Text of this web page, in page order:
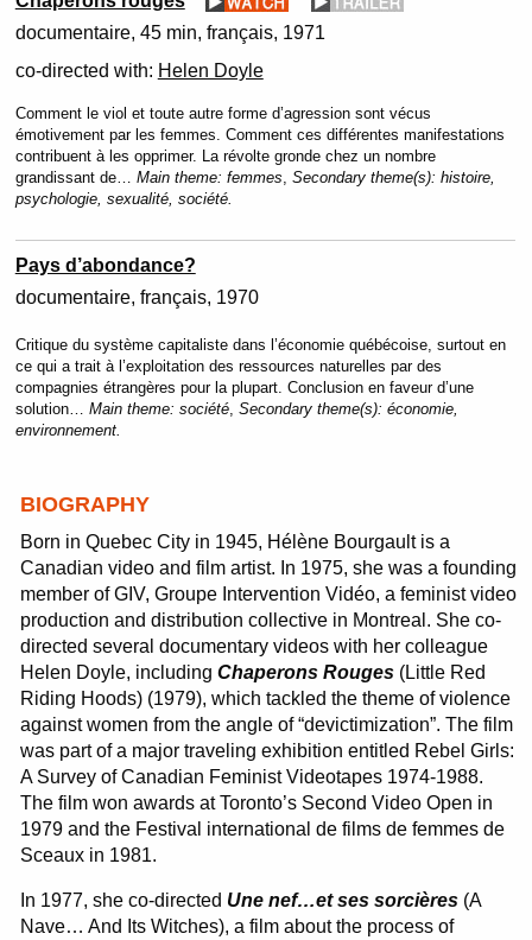
documentaire 45 min français 1971
co-directed with: Helen Doyle
Comment le viol et toute autre forme d’agression sont vécus
émotivement par les femmes. Comment ces différentes manifestations
contribuent à les opprimer. La révolte gronde chez un nombre
grandissant de… Main theme: femmes, Secondary theme(s): histoire,
psychologie, sexualité, société.
Pays d’abondance?
documentaire français 1970
Critique du système capitaliste dans l’économie québécoise, surtout en
ce qui a trait à l’exploitation des ressources naturelles par des
compagnies étrangères pour la plupart. Conclusion en faveur d’une
solution… Main theme: société, Secondary theme(s): économie,
environnement.
BIOGRAPHY
Born in Quebec City in 1945, Hélène Bourgault is a
Canadian video and film artist. In 1975, she was a founding
member of GIV, Groupe Intervention Vidéo, a feminist video
production and distribution collective in Montreal. She co-
directed several documentary videos with her colleague
Helen Doyle, includingChaperons Rouges (Little Red
Riding Hoods) (1979), which tackled the theme of violence
against women from the angle of “devictimization”. The film
was part of a major traveling exhibition entitled Rebel Girls:
A Survey of Canadian Feminist Videotapes 1974-1988.
The film won awards at Toronto’s Second Video Open in
1979 and the Festival international de films de femmes de
Sceaux in 1981.
In 1977, she co-directed Une nef…et ses sorcières (A
Nave… And Its Witches), a film about the process of